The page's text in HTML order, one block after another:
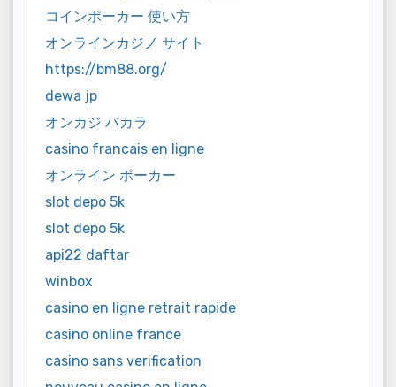
コインポーカー 使い方
オンラインカジノ サイト
https://bm88.org/
dewa jp
オンカジ バカラ
casino francais en ligne
オンライン ポーカー
slot depo 5k
slot depo 5k
api22 daftar
winbox
casino en ligne retrait rapide
casino online france
casino sans verification